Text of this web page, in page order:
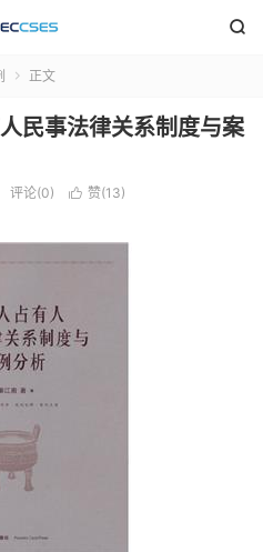

 正文
民事法律关系制度与案
评论(0)  赞(13)